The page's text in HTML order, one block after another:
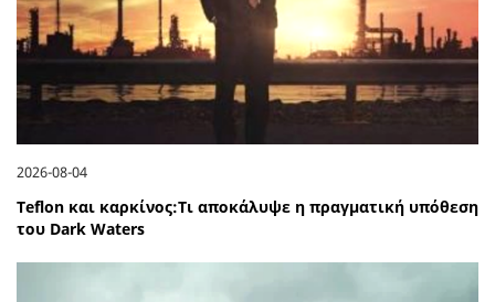
2026-08-04
Teflon και καρκίνος:Τι αποκάλυψε η πραγματική υπόθεση
του Dark Waters